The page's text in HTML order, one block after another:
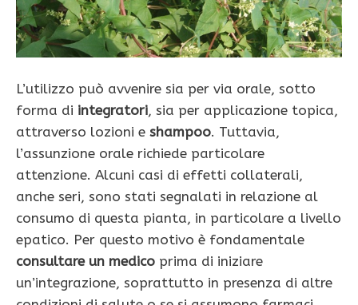
L’utilizzo può avvenire sia per via orale, sotto
forma di integratori, sia per applicazione topica,
attraverso lozioni e shampoo. Tuttavia,
l’assunzione orale richiede particolare
attenzione. Alcuni casi di effetti collaterali,
anche seri, sono stati segnalati in relazione al
consumo di questa pianta, in particolare a livello
epatico. Per questo motivo è fondamentale
consultare un medico prima di iniziare
un’integrazione, soprattutto in presenza di altre